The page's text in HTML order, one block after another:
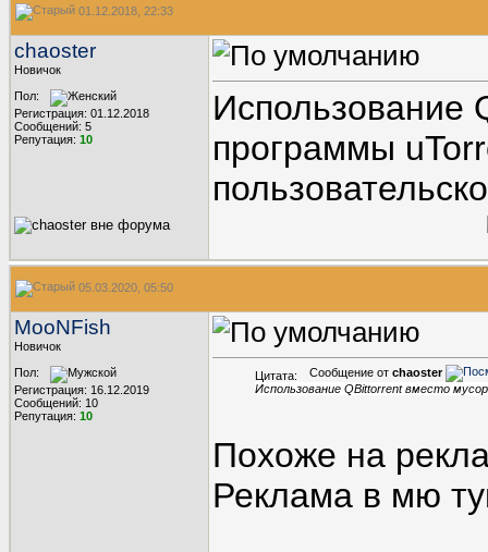
01.12.2018, 22:33
chaoster
Новичок
Пол:
Регистрация: 01.12.2018
Сообщений: 5
Репутация: 10
Использование
программы
05.03.2020, 05:50
MooNFish
Новичок
Пол:
Регистрация: 16.12.2019
Сообщений: 10
Репутация: 10
Цитата: Сообщение от chaoster
Использование QBittorrent вместо
Похоже на
Реклама в мю